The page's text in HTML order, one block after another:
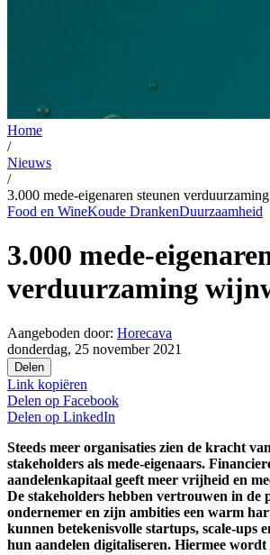
Home
/
Nieuws
/
3.000 mede-eigenaren steunen
Food en WineKoude DrankenDuurzaamheid
3.000 mede-
verduurzaming
Aangeboden door: Horecava
donderdag, 25 november 2021
Delen
Link kopiëren
Delen op Facebook
Delen op LinkedIn
Steeds meer organisaties zien de kracht
stakeholders als mede-eigenaars.
aandelenkapitaal geeft meer vrijheid en
De stakeholders hebben vertrouwen in de
ondernemer en zijn ambities een warm
kunnen betekenisvolle startups, scale-ups
hun aandelen digitaliseren. Hiermee wordt